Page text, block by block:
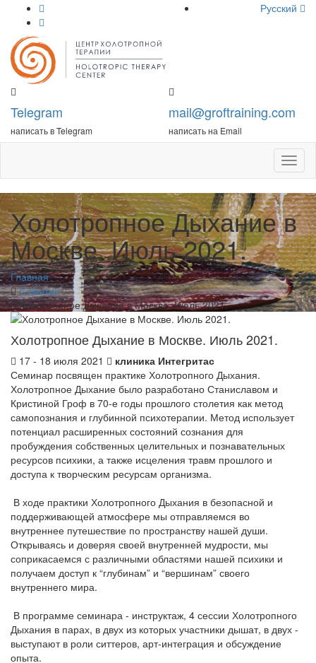
Русский
Telegram
написать в Telegram
mail@groftraining.com
написать на Email
меню
Холотропное Дыхание в
Москве. Июль 2021.
Главная
События
Холотропное Дыхание в Москве. Июль 2021.
Холотропное Дыхание в Москве. Июль 2021.
17 - 18 июля 2021
клиника Интегритас
Семинар посвящен практике Холотропного Дыхания.
Холотропное Дыхание было разработано Станиславом и
Кристиной Гроф в 70-е годы прошлого столетия как метод
самопознания и глубинной психотерапии. Метод использует
потенциал расширенных состояний сознания для
пробуждения собственных целительных и познавательных
ресурсов психики, а также исцеления травм прошлого и
доступа к творческим ресурсам организма.
В ходе практики Холотропного Дыхания в безопасной и
поддерживающей атмосфере мы отправляемся во
внутреннее путешествие по пространству нашей души.
Открываясь и доверяя своей внутренней мудрости, мы
соприкасаемся с различными областями нашей психики и
получаем доступ к “глубинам” и “вершинам” своего
внутреннего мира.
В программе семинара - инструктаж, 4 сессии Холотропного
Дыхания в парах, в двух из которых участники дышат, в двух -
выступают в роли ситтеров, арт-интеграция и обсуждение
опыта.